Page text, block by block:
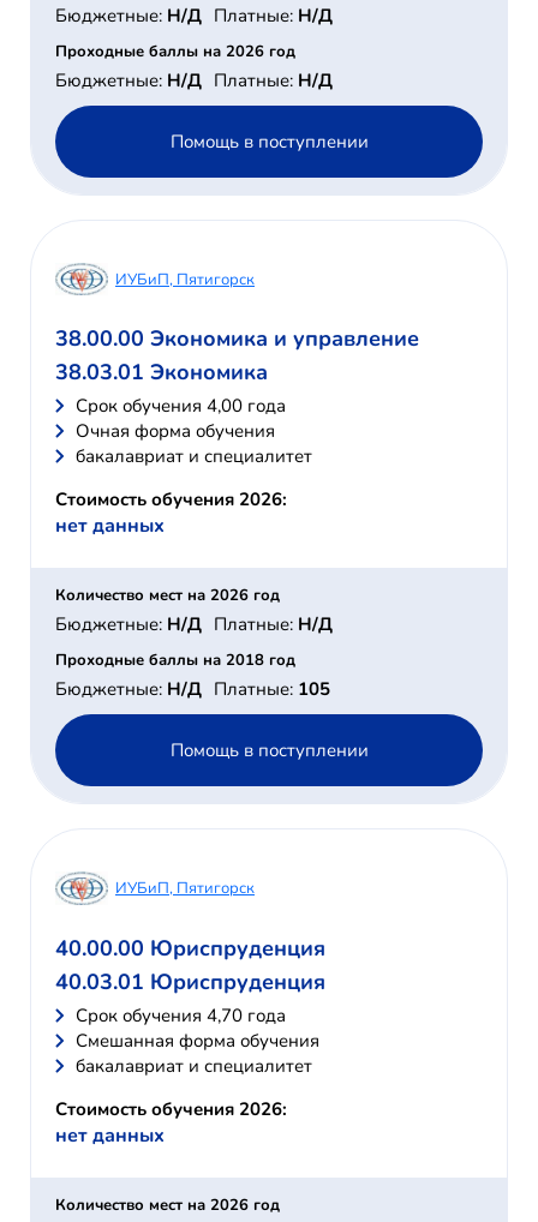
Бюджетные: Н/Д Платные: Н/Д
Проходные баллы на 2026 год
Бюджетные: Н/Д Платные: Н/Д
Помощь в поступлении
ИУБиП, Пятигорск
38.00.00 Экономика и управление
38.03.01 Экономика
Cрок обучения 4,00 года
Очная форма обучения
бакалавриат и специалитет
Стоимость обучения 2026:
нет данных
Количество мест на 2026 год
Бюджетные: Н/Д Платные: Н/Д
Проходные баллы на 2018 год
Бюджетные: Н/Д Платные: 105
Помощь в поступлении
ИУБиП, Пятигорск
40.00.00 Юриспруденция
40.03.01 Юриспруденция
Cрок обучения 4,70 года
Смешанная форма обучения
бакалавриат и специалитет
Стоимость обучения 2026:
нет данных
Количество мест на 2026 год